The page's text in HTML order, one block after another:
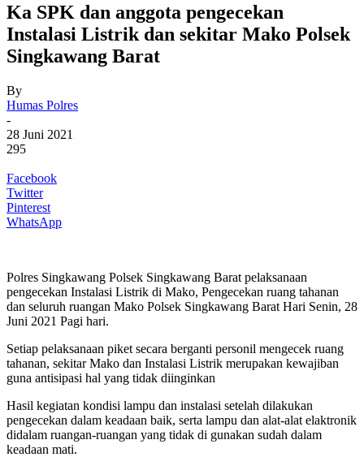
Ka SPK dan anggota pengecekan
Instalasi Listrik dan sekitar Mako Polsek
Singkawang Barat
By
Humas Polres
-
28 Juni 2021
295
Facebook
Twitter
Pinterest
WhatsApp
Polres Singkawang Polsek Singkawang Barat pelaksanaan
pengecekan Instalasi Listrik di Mako, Pengecekan ruang tahanan
dan seluruh ruangan Mako Polsek Singkawang Barat Hari Senin, 28
Juni 2021 Pagi hari.
Setiap pelaksanaan piket secara berganti personil mengecek ruang
tahanan, sekitar Mako dan Instalasi Listrik merupakan kewajiban
guna antisipasi hal yang tidak diinginkan
Hasil kegiatan kondisi lampu dan instalasi setelah dilakukan
pengecekan dalam keadaan baik, serta lampu dan alat-alat elaktronik
didalam ruangan-ruangan yang tidak di gunakan sudah dalam
keadaan mati.